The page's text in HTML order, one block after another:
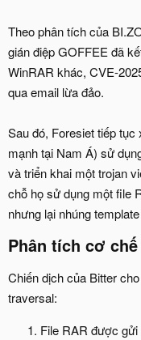
Theo phân tích của
gián điệp GOFFEE đã
WinRAR khác, CVE-
qua email lừa đảo.
Sau đó, Foresiet tiếp
mạnh tại Nam Á) sử
và triển khai một trojan
chỗ họ sử dụng một file
nhưng lại nhúng
Phân tích cơ
Chiến dịch của Bitter
traversal:
File RAR được